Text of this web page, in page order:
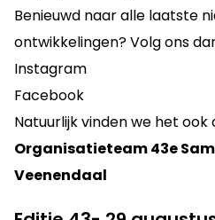
Benieuwd naar alle laatste
ontwikkelingen? Volg ons
Instagram
Facebook
Natuurlijk vinden we het
Organisatieteam 43e
Veenendaal